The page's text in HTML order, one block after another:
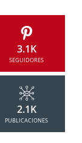
3.1K
SEGUIDORES
2.1K
PUBLICACIONES